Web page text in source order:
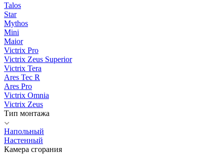
Talos
Star
Mythos
Mini
Maior
Victrix Pro
Victrix Zeus Superior
Victrix Tera
Ares Tec R
Ares Pro
Victrix Omnia
Victrix Zeus
Тип монтажа
Напольный
Настенный
Камера сгорания